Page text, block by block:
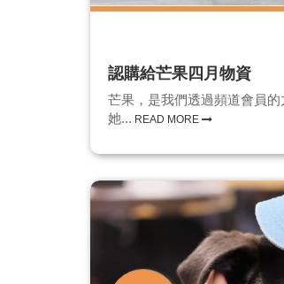
認購給芒果四月物資
芒果，是我們透過頻道會員的
她... READ MORE